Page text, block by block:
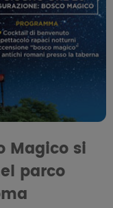
Magicosi
parco